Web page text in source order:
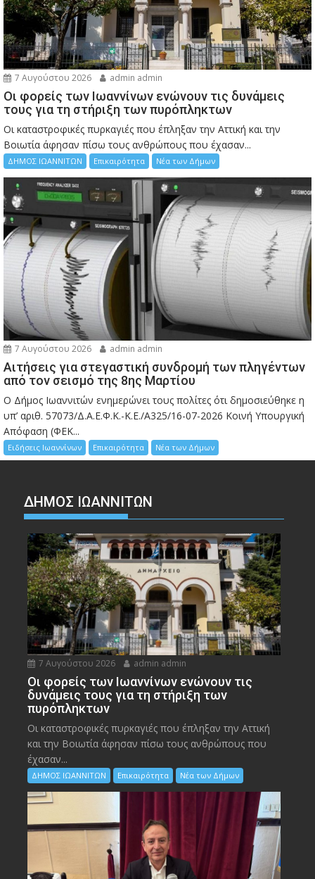
7 Αυγούστου 2026 admin admin
Οι φορείς των Ιωαννίνων ενώνουν τις δυνάμεις
τους για τη στήριξη των πυρόπληκτων
Οι καταστροφικές πυρκαγιές που έπληξαν την Αττική και την
Bοιωτία άφησαν πίσω τους ανθρώπους που έχασαν...
ΔΗΜΟΣ ΙΩΑΝΝΙΤΩΝ Επικαιρότητα Νέα των Δήμων
7 Αυγούστου 2026 admin admin
Αιτήσεις για στεγαστική συνδρομή των πληγέντων
από τον σεισμό της 8ης Μαρτίου
Ο Δήμος Ιωαννιτών ενημερώνει τους πολίτες ότι δημοσιεύθηκε η
υπ’ αριθ. 57073/Δ.Α.Ε.Φ.Κ.-Κ.Ε./Α325/16-07-2026 Κοινή Υπουργική
Απόφαση (ΦΕΚ...
Ειδήσεις Ιωαννίνων Επικαιρότητα Νέα των Δήμων
ΔΗΜΟΣ ΙΩΑΝΝΙΤΩΝ
7 Αυγούστου 2026 admin admin
Οι φορείς των Ιωαννίνων ενώνουν τις
δυνάμεις τους για τη στήριξη των
πυρόπληκτων
Οι καταστροφικές πυρκαγιές που έπληξαν την Αττική
και την Bοιωτία άφησαν πίσω τους ανθρώπους που
έχασαν...
ΔΗΜΟΣ ΙΩΑΝΝΙΤΩΝ Επικαιρότητα Νέα των Δήμων